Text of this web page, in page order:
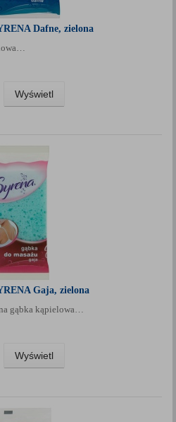
Dafne, zielona
Wyświetl
Gaja, zielona
gąbka kąpielowa…
Wyświetl